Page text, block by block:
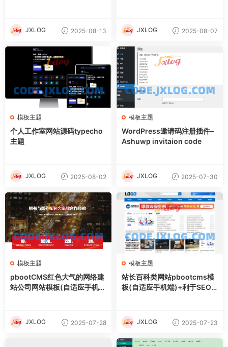
JXLOG 2025-08-13 JXLOG 2025-08-07
模板主题
个人工作室网站源码typecho
主题
JXLOG 2025-08-02
模板主题
WordPress邀请码注册插件–
Ashuwp invitaion code
JXLOG 2025-07-30
模板主题
pbootCMS红色大气的网络建
站公司网站模板(自适应手机
JXLOG 2025-07-28
模板主题
站长百科类网站pbootcms模
板(自适应手机端)+利于SEO
JXLOG 2025-07-23